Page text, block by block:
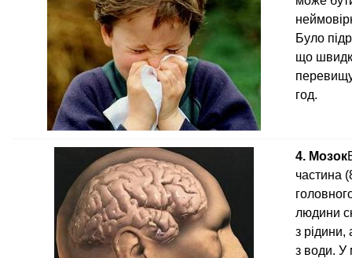
Було
що
год.
4. Мозок
частина
людини
з рідини,
з води. У